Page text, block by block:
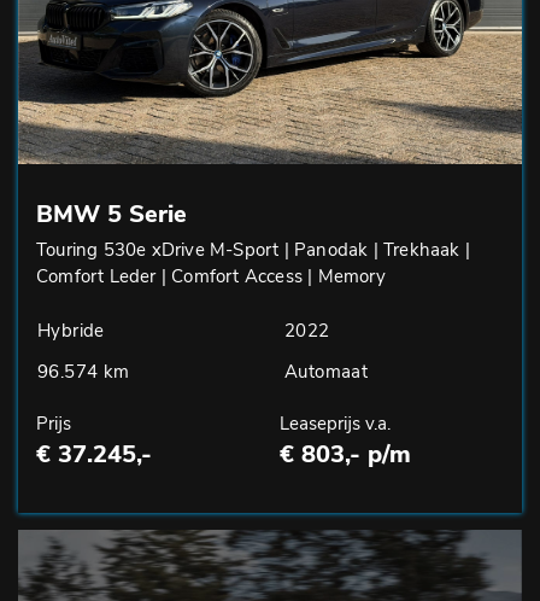
BMW 5 Serie
Touring 530e xDrive M-Sport | Panodak | Trekhaak |
Comfort Leder | Comfort Access | Memory
Hybride
2022
96.574 km
Automaat
Prijs
€ 37.245,-
Leaseprijs v.a.
€ 803,- p/m